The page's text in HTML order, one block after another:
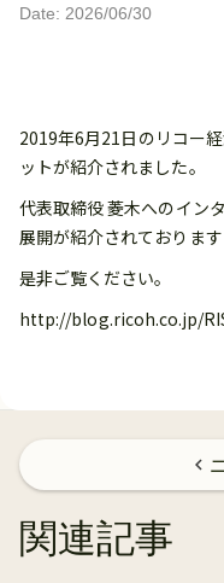
Date: 2026/06/30
2019年6月21日のリコー
ットが紹介されました。
代表取締役 菱木へのイン
展開が紹介されております
是非ご覧ください。
http://blog.ricoh.co.jp/
chevron_left
関連記事